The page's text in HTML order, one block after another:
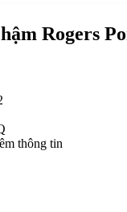
Rogers
thông tin